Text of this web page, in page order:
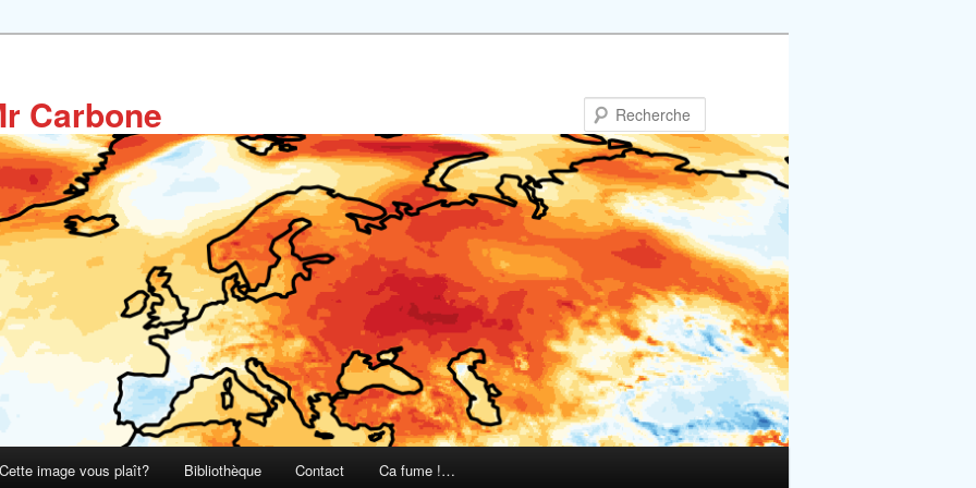
Carbone
Cette image vous plaît? Bibliothèque Contact Ca fume !…